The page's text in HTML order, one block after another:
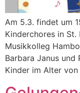
Am 5.3. findet um
Kinderchores in
Musikkolleg
Barbara Janus und
Kinder im Alter von